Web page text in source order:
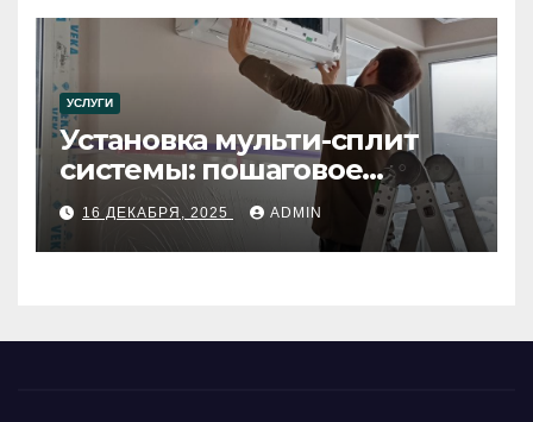
УСЛУГИ
Установка мульти-сплит
системы: пошаговое
руководство
16 ДЕКАБРЯ, 2025 ADMIN